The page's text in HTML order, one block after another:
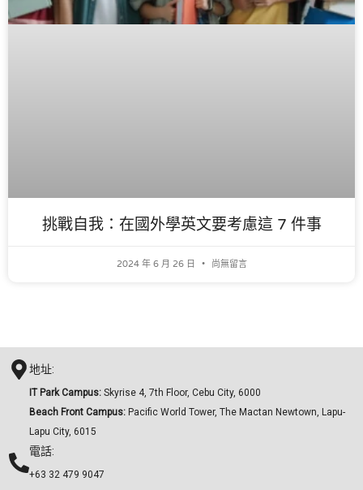
挑戰自我：在國外學英文要考慮這 7 件事
2024 年 6 月 26 日 尚無留言
地址:
IT Park Campus: Skyrise 4, 7th Floor, Cebu City, 6000
Beach Front Campus: Pacific World Tower, The Mactan Newtown, Lapu-
Lapu City, 6015
電話:
+63 32 479 9047